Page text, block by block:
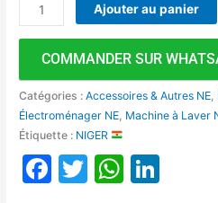
Ajouter au panier
COMMANDER SUR
Catégories :Accessoires & Autres NE
Électroménager NE Machine à Laver
Étiquette : NIGER
Facebook
Twitter